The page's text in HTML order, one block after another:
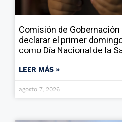
Comisión de
declarar el primer
como Día Nacional de la
LEER MÁS »
agosto 7, 2026